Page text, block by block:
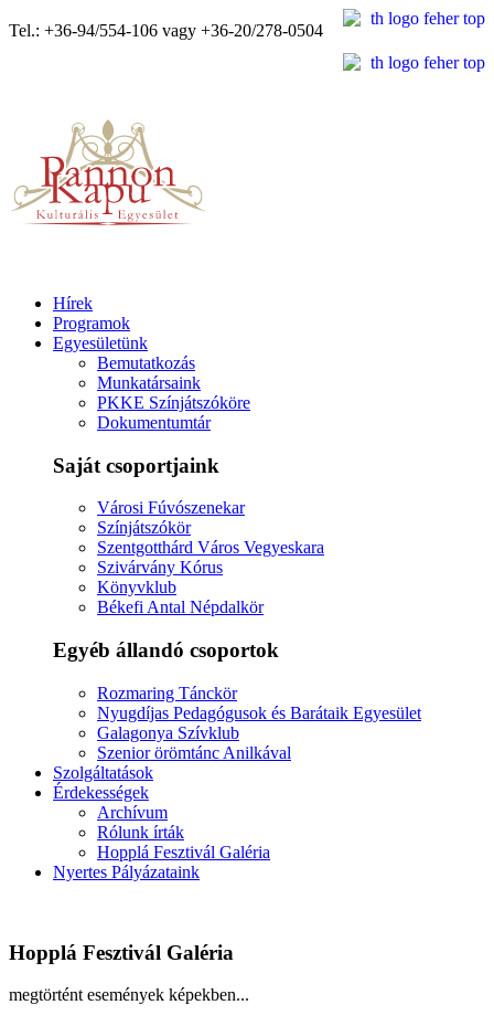
Tel.: +36-94/554-106 vagy +36-20/278-0504
Hírek
Programok
Egyesületünk
Bemutatkozás
Munkatársaink
PKKE Színjátszóköre
Dokumentumtár
Saját csoportjaink
Városi Fúvószenekar
Színjátszókör
Szentgotthárd Város Vegyeskara
Szivárvány Kórus
Könyvklub
Békefi Antal Népdalkör
Egyéb állandó csoportok
Rozmaring Tánckör
Nyugdíjas Pedagógusok és Barátaik Egyesület
Galagonya Szívklub
Szenior örömtánc Anilkával
Szolgáltatások
Érdekességek
Archívum
Rólunk írták
Hopplá Fesztivál Galéria
Nyertes Pályázataink
Hopplá Fesztivál Galéria
megtörtént események képekben...